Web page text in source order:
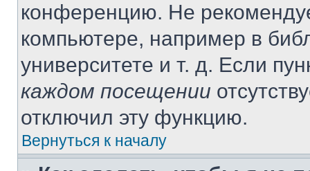
конференцию. Не
компьютере, например в
университете и т. д. Если
каждом посещении
отключил эту функцию.
Вернуться к началу